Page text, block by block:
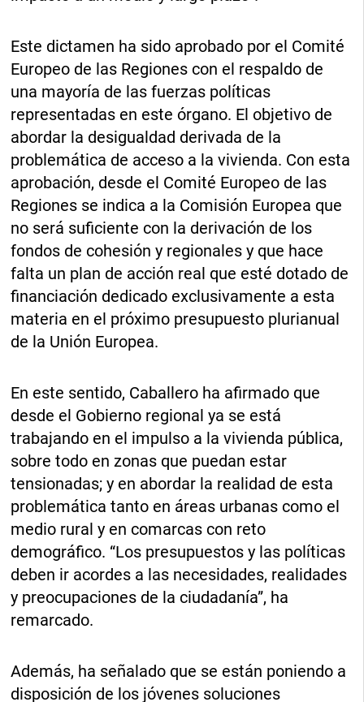
Este dictamen ha sido aprobado por el Comité
Europeo de las Regiones con el respaldo de
una mayoría de las fuerzas políticas
representadas en este órgano. El objetivo de
abordar la desigualdad derivada de la
problemática de acceso a la vivienda. Con esta
aprobación, desde el Comité Europeo de las
Regiones se indica a la Comisión Europea que
no será suficiente con la derivación de los
fondos de cohesión y regionales y que hace
falta un plan de acción real que esté dotado de
financiación dedicado exclusivamente a esta
materia en el próximo presupuesto plurianual
de la Unión Europea.
En este sentido, Caballero ha afirmado que
desde el Gobierno regional ya se está
trabajando en el impulso a la vivienda pública,
sobre todo en zonas que puedan estar
tensionadas; y en abordar la realidad de esta
problemática tanto en áreas urbanas como el
medio rural y en comarcas con reto
demográfico. “Los presupuestos y las políticas
deben ir acordes a las necesidades, realidades
y preocupaciones de la ciudadanía”, ha
remarcado.
Además, ha señalado que se están poniendo a
disposición de los jóvenes soluciones